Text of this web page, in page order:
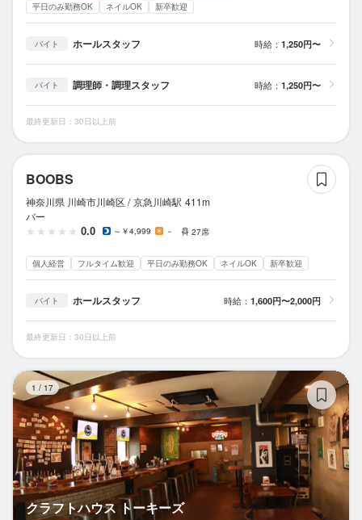
平日のみ勤務OK ネイルOK 新卒歓迎
バイト ホールスタッフ 時給： 1,250円〜
バイト 調理師・調理スタッフ 時給： 1,250円〜
最終更新日：30日以上前
BOOBS
神奈川県 川崎市川崎区 / 京急川崎駅 411m
バー
0.0 ～￥4,999 － 27席
個人経営 フルタイム歓迎 平日のみ勤務OK ネイルOK 新卒歓迎
バイト ホールスタッフ 時給： 1,600円〜2,000円
最終更新日：30日以上前
1 / 17
クラフトハウス トーキーズ